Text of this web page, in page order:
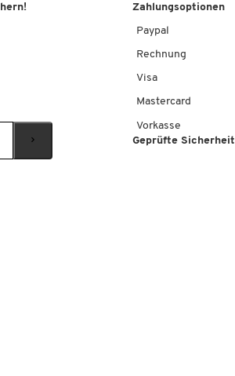
Zahlungsoptionen
Paypal
Rechnung
Visa
Mastercard
Vorkasse
Geprüfte Sicherheit